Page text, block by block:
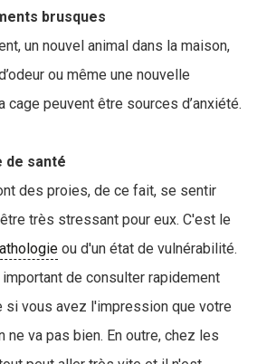
brusques
un nouvel animal dans la maison,
ou même une nouvelle
peuvent être sources d’anxiété.
de santé
des proies, de ce fait, se sentir
très stressant pour eux. C'est le
ou d'un état de vulnérabilité.
de consulter rapidement
si vous avez l'impression que votre
ne va pas bien. En outre, chez les